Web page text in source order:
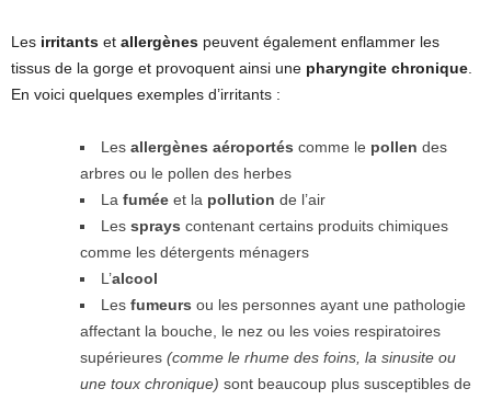
Les irritants et allergènes peuvent également enflammer les
tissus de la gorge et provoquent ainsi une pharyngite chronique.
En voici quelques exemples d’irritants :
Les allergènes aéroportés comme le pollen des
arbres ou le pollen des herbes
La fumée et la pollution de l’air
Les sprays contenant certains produits chimiques
comme les détergents ménagers
L’alcool
Les fumeurs ou les personnes ayant une pathologie
affectant la bouche, le nez ou les voies respiratoires
supérieures (comme le rhume des foins, la sinusite ou
une toux chronique) sont beaucoup plus susceptibles de